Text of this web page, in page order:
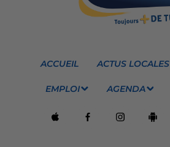
ACCUEIL ACTUS LOCALES
EMPLOI AGENDA